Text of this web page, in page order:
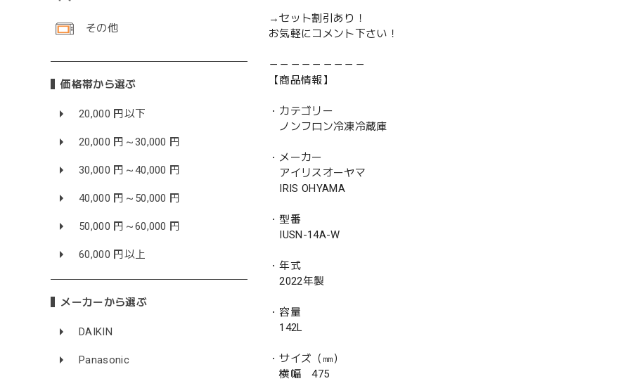
その他
価格帯から選ぶ
20,000 円以下
20,000 円～30,000 円
30,000 円～40,000 円
40,000 円～50,000 円
50,000 円～60,000 円
60,000 円以上
メーカーから選ぶ
DAIKIN
Panasonic
→セット割引あり！
お気軽にコメント下さい！
－－－－－－－－－
【商品情報】
・カテゴリー
ノンフロン冷凍冷蔵庫
・メーカー
アイリスオーヤマ
IRIS OHYAMA
・型番
IUSN-14A-W
・年式
2022年製
・容量
142L
・サイズ（㎜）
横幅 475